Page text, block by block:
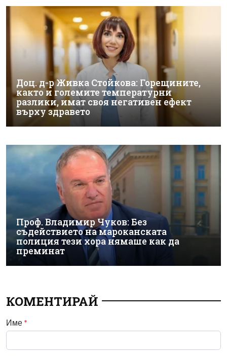
Доц. д-р Живка Стойкова: Горещините,
както и големите температурни
разлики, имат своя негативен ефект
върху здравето
Проф. Владимир Чуков: Без
съдействието на мароканската
полиция тези хора нямаше как да
преминат
КОМЕНТИРАЙ
Име *